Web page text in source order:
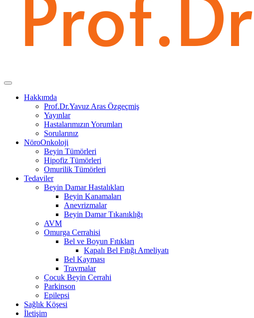
Hakkımda
Prof.Dr.Yavuz Aras Özgeçmiş
Yayınlar
Hastalarımızın Yorumları
Sorularınız
NöroOnkoloji
Beyin Tümörleri
Hipofiz Tümörleri
Omurilik Tümörleri
Tedaviler
Beyin Damar Hastalıkları
Beyin Kanamaları
Anevrizmalar
Beyin Damar Tıkanıklığı
AVM
Omurga Cerrahisi
Bel ve Boyun Fıtıkları
Kapalı Bel Fıtığı Ameliyatı
Bel Kayması
Travmalar
Çocuk Beyin Cerrahi
Parkinson
Epilepsi
Sağlık Köşesi
İletişim